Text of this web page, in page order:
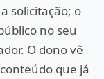
solicitação; o
no seu
O dono vê
que já